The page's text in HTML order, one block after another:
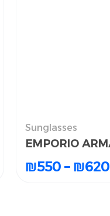
Sunglasses
EMPORIO
₪550 – ₪620
النظارات الشمسية
EMPORIO
₪550 – ₪620